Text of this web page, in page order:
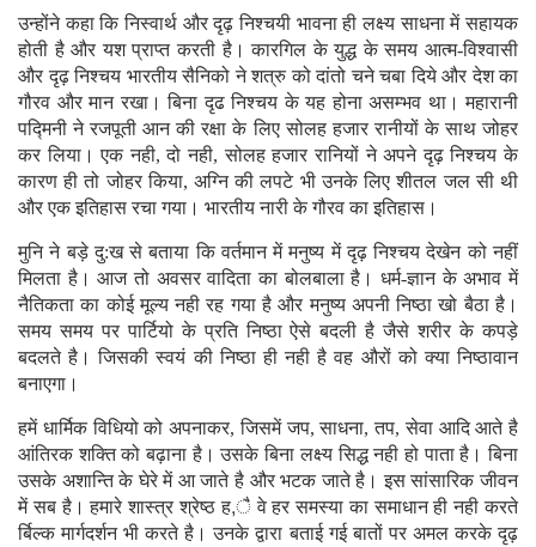
उन्होंने कहा कि निस्वार्थ और दृढ़ निश्चयी भावना ही लक्ष्य साधना में सहायक
होती है और यश प्राप्त करती है। कारगिल के युद्ध के समय आत्म-विश्वासी
और दृढ़ निश्चय भारतीय सैनिको ने शत्रु को दांतो चने चबा दिये और देश का
गौरव और मान रखा। बिना दृढ निश्चय के यह होना असम्भव था। महारानी
पद्मिनी ने रजपूती आन की रक्षा के लिए सोलह हजार रानीयों के साथ जोहर
कर लिया। एक नही, दो नही, सोलह हजार रानियों ने अपने दृढ़ निश्चय के
कारण ही तो जोहर किया, अग्नि की लपटे भी उनके लिए शीतल जल सी थी
और एक इतिहास रचा गया। भारतीय नारी के गौरव का इतिहास।
मुनि ने बड़े दु:ख से बताया कि वर्तमान में मनुष्य में दृढ़ निश्चय देखेन को नहीं
मिलता है। आज तो अवसर वादिता का बोलबाला है। धर्म-ज्ञान के अभाव में
नैतिकता का कोई मूल्य नही रह गया है और मनुष्य अपनी निष्ठा खो बैठा है।
समय समय पर पार्टियो के प्रति निष्ठा ऐसे बदली है जैसे शरीर के कपड़े
बदलते है। जिसकी स्वयं की निष्ठा ही नही है वह औरों को क्या निष्ठावान
बनाएगा।
हमें धार्मिक विधियो को अपनाकर, जिसमें जप, साधना, तप, सेवा आदि आते है
आंतिरक शक्ति को बढ़ाना है। उसके बिना लक्ष्य सिद्ध नही हो पाता है। बिना
उसके अशान्ति के घेरे में आ जाते है और भटक जाते है। इस सांसारिक जीवन
में सब है। हमारे शास्त्र श्रेष्ठ ह,ै वे हर समस्या का समाधान ही नही करते
र्बिल्क मार्गदर्शन भी करते है। उनके द्वारा बताई गई बातों पर अमल करके दृढ़